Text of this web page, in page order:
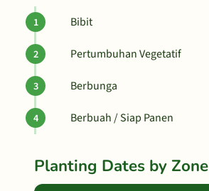
Bibit
Pertumbuhan Vegetatif
Berbunga
Berbuah / Siap Panen
Planting Dates by Zone